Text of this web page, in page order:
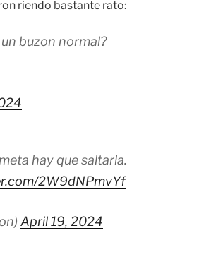
riendo bastante rato:
buzon normal?
hay que saltarla.
2W9dNPmvYf
April 19, 2024